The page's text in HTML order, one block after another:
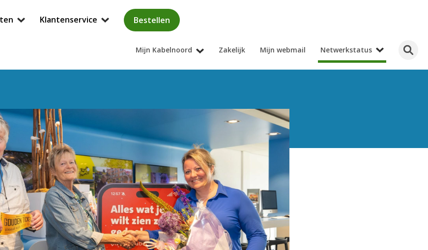
Klantenservice Bestellen
Mijn Kabelnoord Zakelijk Mijn webmail Netwerkstatus